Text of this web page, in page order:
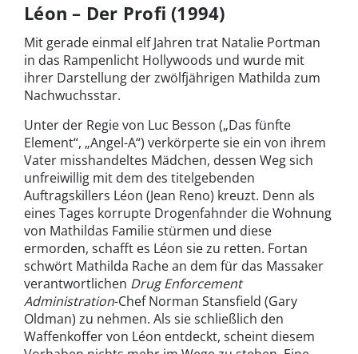
Léon – Der Profi (1994)
Mit gerade einmal elf Jahren trat Natalie Portman
in das Rampenlicht Hollywoods und wurde mit
ihrer Darstellung der zwölfjährigen Mathilda zum
Nachwuchsstar.
Unter der Regie von Luc Besson („Das fünfte
Element“, „Angel-A“) verkörperte sie ein von ihrem
Vater misshandeltes Mädchen, dessen Weg sich
unfreiwillig mit dem des titelgebenden
Auftragskillers Léon (Jean Reno) kreuzt. Denn als
eines Tages korrupte Drogenfahnder die Wohnung
von Mathildas Familie stürmen und diese
ermorden, schafft es Léon sie zu retten. Fortan
schwört Mathilda Rache an dem für das Massaker
verantwortlichen Drug Enforcement
Administration-Chef Norman Stansfield (Gary
Oldman) zu nehmen. Als sie schließlich den
Waffenkoffer von Léon entdeckt, scheint diesem